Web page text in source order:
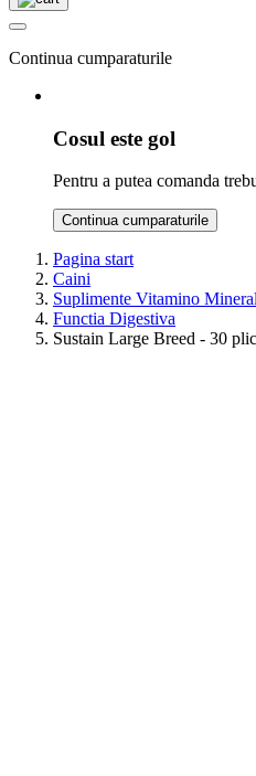
Continua cumparaturile
Cosul este gol
Pentru a putea comanda
Continua cumparaturile
Pagina start
Caini
Suplimente Vitamino
Functia Digestiva
Sustain Large Breed - 30